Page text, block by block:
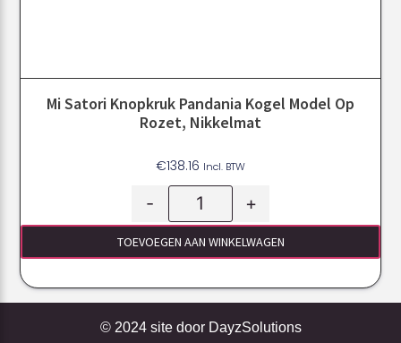
Mi Satori Knopkruk Pandania Kogel Model Op
Rozet, Nikkelmat
€138.16 Incl. BTW
- +
TOEVOEGEN AAN WINKELWAGEN
© 2024 site door DayzSolutions